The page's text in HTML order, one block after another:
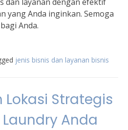
yang Anda inginkan. Semoga
Anda.
jenis bisnis dan layanan bisnis
Lokasi Strategis
Anda